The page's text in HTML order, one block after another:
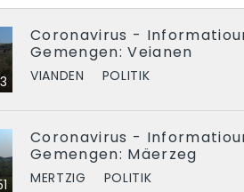
Coronavirus -
Gemengen: Veianen
VIANDEN POLITIK
Coronavirus -
Gemengen: Mäerzeg
MERTZIG POLITIK